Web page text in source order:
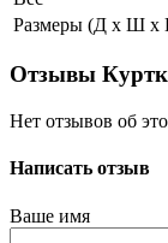
Размеры (Д х Ш х
Отзывы
Нет отзывов об
Написать отзыв
Ваше имя